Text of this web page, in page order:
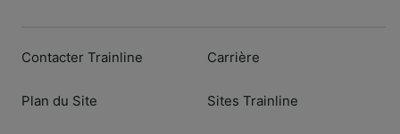
Contacter Trainline
Plan du Site
Carrière
Sites Trainline